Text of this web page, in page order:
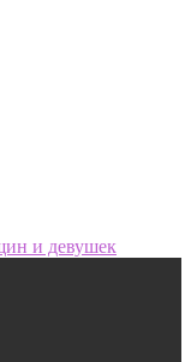
и девушек